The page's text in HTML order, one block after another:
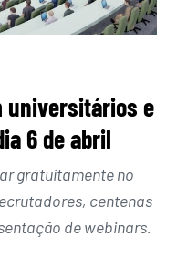
universitários e
6 de abril
gratuitamente no
centenas
de webinars.